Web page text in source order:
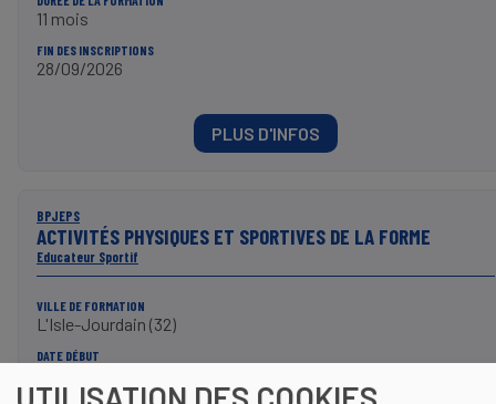
11 mois
FIN DES INSCRIPTIONS
28/09/2026
PLUS D'INFOS
BPJEPS
ACTIVITÉS PHYSIQUES ET SPORTIVES DE LA FORME
Educateur Sportif
VILLE DE FORMATION
L'Isle-Jourdain (32)
DATE DÉBUT